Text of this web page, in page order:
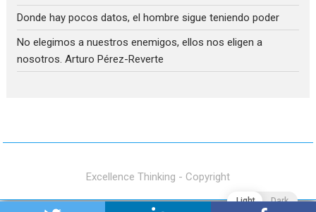
Donde hay pocos datos, el hombre sigue teniendo poder
No elegimos a nuestros enemigos, ellos nos eligen a
nosotros. Arturo Pérez-Reverte
Excellence Thinking - Copyright
Light Dark